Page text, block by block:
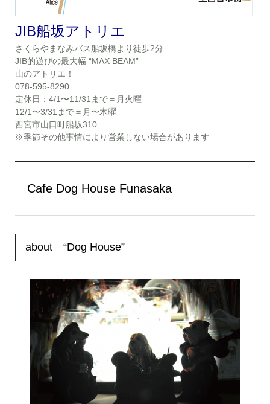
JIB船坂アトリエ
さくらやまなみバス船坂橋より徒歩2分
JIB的遊びの最大幅 “MAX BEAM”
山のアトリエ！
078-595-8290
定休日：4/1〜11/31まで＝月火曜
12/1〜3/31まで＝月〜木曜
西宮市山口町船坂310
※季節その他事情により営業しない場合があります
Cafe Dog House Funasaka
about “Dog House”